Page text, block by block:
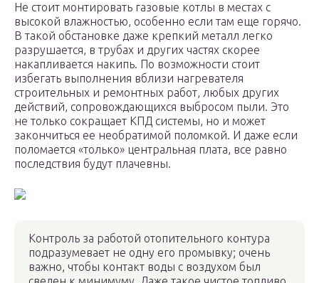
Не стоит монтировать газовые котлы в местах с
высокой влажностью, особенно если там еще горячо.
В такой обстановке даже крепкий металл легко
разрушается, в трубах и других частях скорее
накапливается накипь. По возможности стоит
избегать выполнения вблизи нагревателя
строительных и ремонтных работ, любых других
действий, сопровождающихся выбросом пыли. Это
не только сокращает КПД системы, но и может
закончиться ее необратимой поломкой. И даже если
поломается «только» центральная плата, все равно
последствия будут плачевны.
Контроль за работой отопительного контура
подразумевает не одну его промывку; очень
важно, чтобы контакт воды с воздухом был